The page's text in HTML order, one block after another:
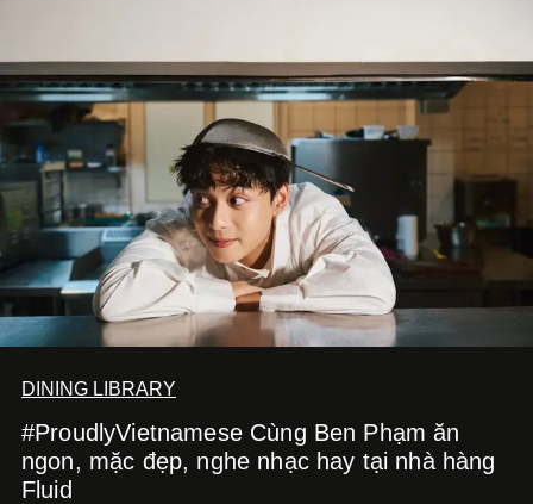
DINING LIBRARY
#ProudlyVietnamese Cùng Ben Phạm ăn
ngon, mặc đẹp, nghe nhạc hay tại nhà hàng
Fluid